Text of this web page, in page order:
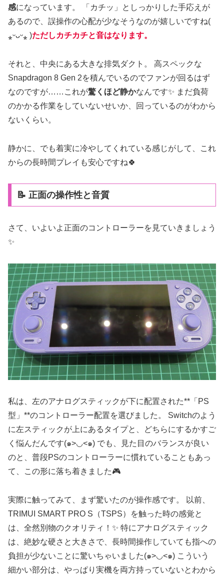
感になっています。 「カチッ」としっかりした手応えが
あるので、誤操作の心配が少なそうなのが嬉しいですね(
⁎ᵕᴗᵕ⁎ )ただしカチカチと音はなります。
それと、中央にある大きな排気ダクト。 高スペックな
Snapdragon 8 Gen 2を積んでいるのでファンが回るはず
なのですが……これが驚くほど静かなんです✨ まだ負荷
のかかる作業をしていないせいか、回っているのがわから
ないくらい。
静かに、でも着実に冷やしてくれている感じがして、これ
からの長時間プレイも安心ですね🍀
📝 正面の操作性と音質
さて、いよいよ正面のコントローラーを見ていきましょう
✨
私は、左のアナログスティックが下に配置された**「PS
型」**のコントローラー配置を選びました。 Switchのよう
に左スティックが上にあるタイプと、どちらにするかすご
く悩んだんです(๑>◡<๑) でも、見た目のバランスが良い
のと、普段PSのコントローラーに慣れていることもあっ
て、この形に落ち着きました🎮
実際に触ってみて、まず驚いたのが操作感です。 以前、
TRIMUI SMART PRO S（TSPS）を触った時の感覚と
は、全然別物のクオリティ！✨ 特にアナログスティック
は、絶妙な硬さと大きさで、長時間操作していても指への
負担が少ないことに驚いちゃいました(๑>◡<๑) こういう
細かい部分は、やっぱり実機を両方持っていないとわから